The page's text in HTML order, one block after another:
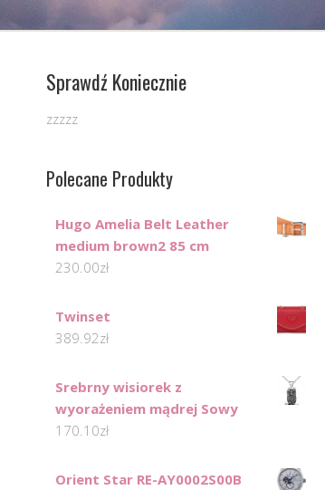
Sprawdź Koniecznie
zzzzz
Polecane Produkty
Hugo Amelia Belt Leather
medium brown2 85 cm
230.00zł
Twinset
389.92zł
Srebrny wisiorek z
wyorażeniem mądrej Sowy
170.10zł
Orient Star RE-AY0002S00B